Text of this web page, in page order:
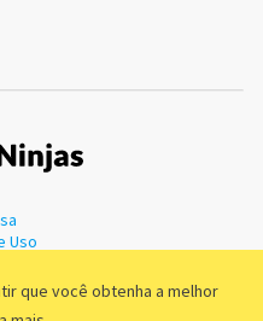
que você obtenha a melhor
Uso